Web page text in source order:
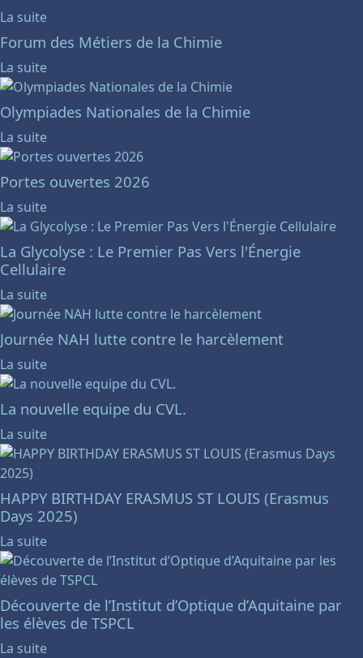
La suite
Forum des Métiers de la Chimie
La suite
Olympiades Nationales de la Chimie
La suite
Portes ouvertes 2026
La suite
La Glycolyse : Le Premier Pas Vers l'Énergie
Cellulaire
La suite
Journée NAH lutte contre le harcèlement
La suite
La nouvelle equipe du CVL.
La suite
HAPPY BIRTHDAY ERASMUS ST LOUIS (Erasmus
Days 2025)
La suite
Découverte de l’Institut d’Optique d’Aquitaine par
les élèves de TSPCL
La suite